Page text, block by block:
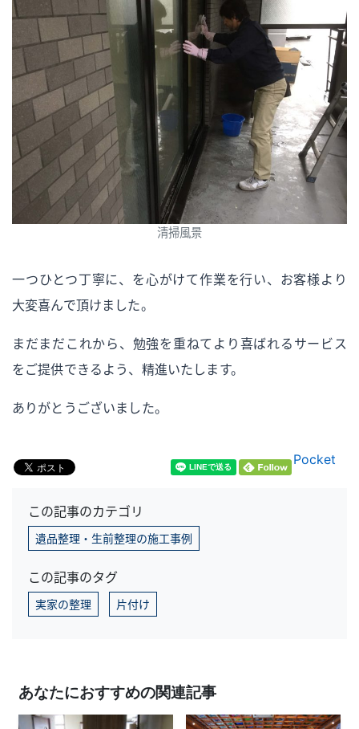
清掃風景
一つひとつ丁寧に、を心がけて作業を行い、お客様より
大変喜んで頂けました。
まだまだこれから、勉強を重ねてより喜ばれるサービス
をご提供できるよう、精進いたします。
ありがとうございました。
Pocket
この記事のカテゴリ
遺品整理・生前整理の施工事例
この記事のタグ
実家の整理 片付け
あなたにおすすめの関連記事